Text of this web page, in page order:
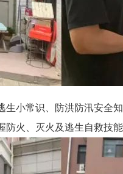
小常识、防洪防汛安全
火、灭火及逃生自救技能